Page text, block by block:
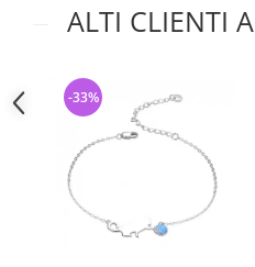
ALTI CLIENTI
-33%